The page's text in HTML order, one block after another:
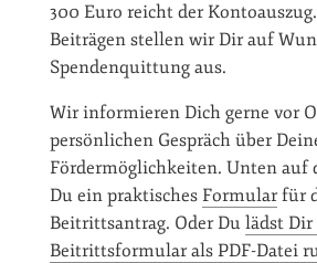
300 Euro reicht der
Beiträgen stellen wir Dir auf
Spendenquittung aus.
Wir informieren Dich gerne vor
persönlichen Gespräch über
Fördermöglichkeiten. Unten auf
Du ein praktisches Formularfür
Beitrittsantrag. Oder Du lädst Dir
Beitrittsformular als PDF-Datei